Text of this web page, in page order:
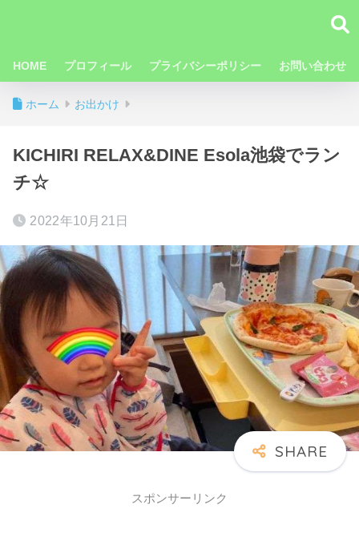
HOME プロフィール プライバシーポリシー お問い合わせ
ホーム お出かけ
KICHIRI RELAX&DINE Esola池袋でラン
チ☆
2022年10月21日
スポンサーリンク